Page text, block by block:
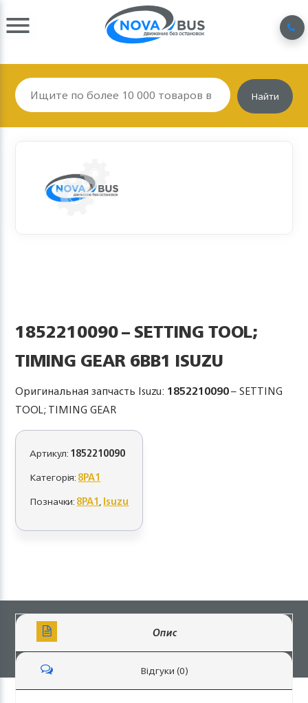
Найти
1852210090 – SETTING TOOL;
TIMING GEAR 6BB1 ISUZU
Оригинальная запчасть Isuzu: 1852210090– SETTING
TOOL; TIMING GEAR
Артикул:1852210090
Категорія:8PA1
Позначки:8PA1,Isuzu
Опис
Відгуки (0)